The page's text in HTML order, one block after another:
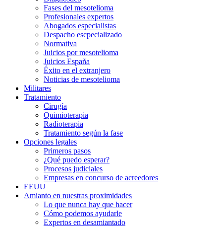
Fases del mesotelioma
Profesionales expertos
Abogados especialistas
Despacho escpecializado
Normativa
Juicios por mesotelioma
Juicios España
Éxito en el extranjero
Noticias de mesotelioma
Militares
Tratamiento
Cirugía
Quimioterapia
Radioterapia
Tratamiento según la fase
Opciones legales
Primeros pasos
¿Qué puedo esperar?
Procesos judiciales
Empresas en concurso de acreedores
EEUU
Amianto en nuestras proximidades
Lo que nunca hay que hacer
Cómo podemos ayudarle
Expertos en desamiantado